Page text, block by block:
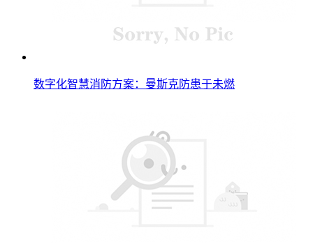
数字化智慧消防方案：曼斯克防患于未燃